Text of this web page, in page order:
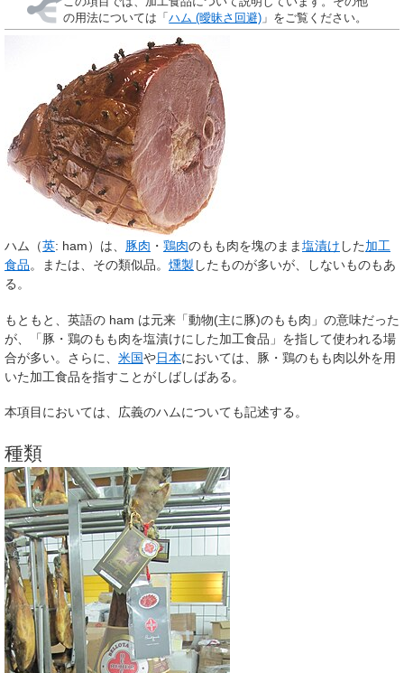
の用法については「ハム (曖昧さ回避) 」をご覧ください。
ハム （英: ham）は、 豚肉 ・ 鶏肉のもも肉を塊のまま塩漬け した加工
食品。または、その類似品。 燻製 したものが多いが、しないものもあ
る。
もともと、英語の ham は元来「動物(主に豚)のもも肉」の意味だった
が、「豚・鶏のもも肉を塩漬けにした加工食品」を指して使われる場
合が多い。さらに、 米国や日本においては、豚・鶏のもも肉以外を用
いた加工食品を指すことがしばしばある。
本項目においては、広義のハムについても記述する。
種類